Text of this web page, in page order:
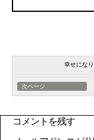
幸せにな
次ページ
コメントを残す